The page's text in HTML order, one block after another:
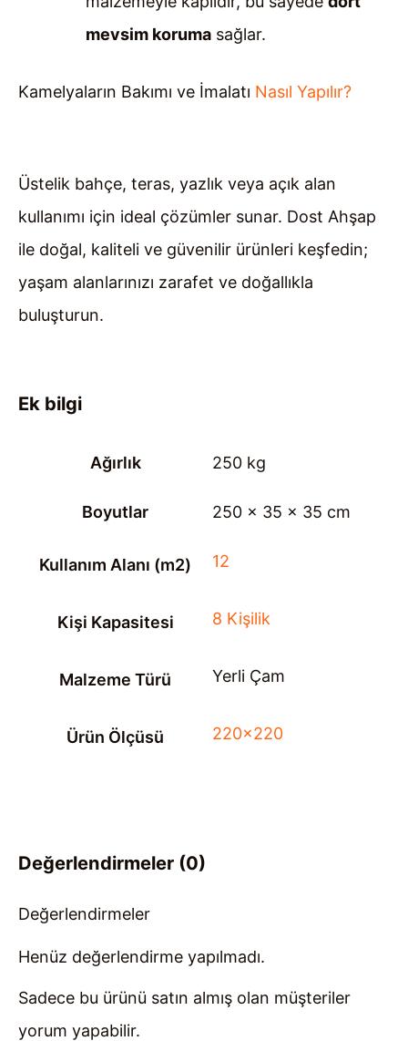
mevsim koruma sağlar.
Kamelyaların Bakımı ve İmalatı Nasıl Yapılır?
Üstelik bahçe, teras, yazlık veya açık alan
kullanımı için ideal çözümler sunar. Dost Ahşap
ile doğal, kaliteli ve güvenilir ürünleri keşfedin;
yaşam alanlarınızı zarafet ve doğallıkla
buluşturun.
Ek bilgi
Ağırlık 250 kg
Boyutlar 250 × 35 × 35 cm
Kullanım Alanı (m2) 12
Kişi Kapasitesi 8 Kişilik
Malzeme Türü Yerli Çam
Ürün Ölçüsü 220×220
Değerlendirmeler (0)
Değerlendirmeler
Henüz değerlendirme yapılmadı.
Sadece bu ürünü satın almış olan müşteriler
yorum yapabilir.